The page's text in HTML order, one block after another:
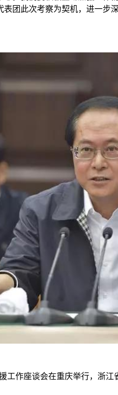
团此次考察为契机，进一
工作座谈会在重庆举行，浙